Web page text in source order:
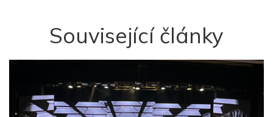
Související články